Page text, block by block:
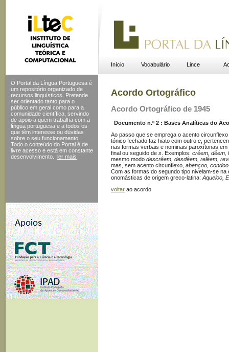
Início Vocabulário Lince
O Portal da Língua Portuguesa é
um repositório organizado de
recursos linguísticos. Pretende
ser orientado tanto para o
público em geral como para a
comunidade científica, servindo
de apoio a quem trabalha com a
língua portuguesa e a todos os
que têm interesse ou dúvidas
sobre o seu funcionamento.
Todo o conteúdo do Portal é de
livre acesso e está em constante
desenvolvimento.
ler mais
Acordo Ortográfico
Acordo Ortográfico de 1945
Documento n.º 2 : Bases Analíticas do
Ao passo que se emprega o acento
tónico fechado faz hiato com outro e ,
nas formas verbais e nominais paroxítonas
final ou seguido de s . Exemplos: crêem, dêem,
mesmo modo descrêem, desdêem, relêem,
mas, sem acento circunflexo, abençoo,
Com as formas do segundo tipo nivelam-se
onomásticas de origem greco-latina: Aqueloo,
voltar ao acordo